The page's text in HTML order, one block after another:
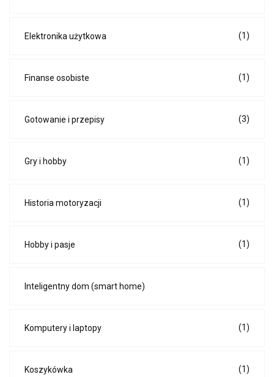
Elektronika użytkowa (1)
Finanse osobiste (1)
Gotowanie i przepisy (3)
Gry i hobby (1)
Historia motoryzacji (1)
Hobby i pasje (1)
Inteligentny dom (smart home)
Komputery i laptopy (1)
Koszykówka (1)